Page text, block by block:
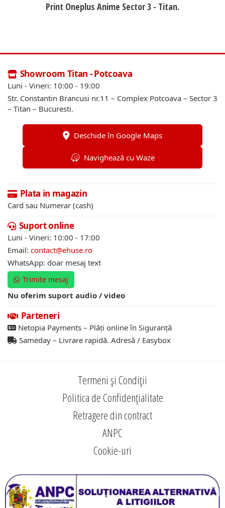
Print Oneplus Anime Sector 3 - Titan.
Showroom Titan - Potcoava
Luni - Vineri: 10:00 - 19:00
Str. Constantin Brancusi nr.11 – Complex Potcoava – Sector 3
– Titan – Bucuresti.
Deschide în Google Maps
Navighează cu Waze
Plata in magazin
Card sau Numerar (cash)
Suport online
Luni - Vineri: 10:00 - 17:00
Email: contact@ehuse.ro
WhatsApp: doar mesaj text
Trimite mesaj
Nu oferim suport audio / video
Parteneri
Netopia Payments – Plăți online în Siguranță
Sameday – Livrare rapidă. Adresă / Easybox
Termeni și Condiții
Politica de Confidențialitate
Retragere din contract
ANPC
Cookie-uri